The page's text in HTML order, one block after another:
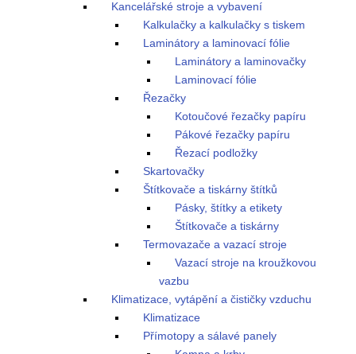
Kancelářské stroje a vybavení
Kalkulačky a kalkulačky s tiskem
Laminátory a laminovací fólie
Laminátory a laminovačky
Laminovací fólie
Řezačky
Kotoučové řezačky papíru
Pákové řezačky papíru
Řezací podložky
Skartovačky
Štítkovače a tiskárny štítků
Pásky, štítky a etikety
Štítkovače a tiskárny
Termovazače a vazací stroje
Vazací stroje na kroužkovou
vazbu
Klimatizace, vytápění a čističky vzduchu
Klimatizace
Přímotopy a sálavé panely